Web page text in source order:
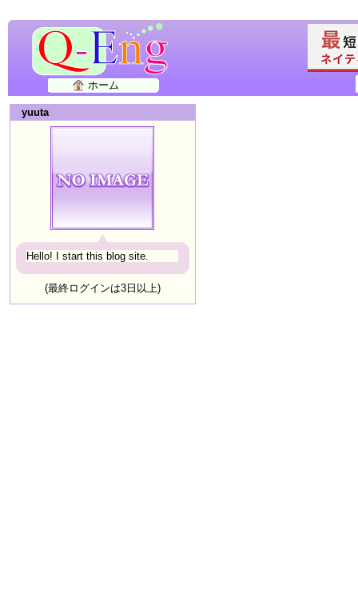
ホーム
yuuta
Hello! I start this blog site.
(最終ログインは3日以上)